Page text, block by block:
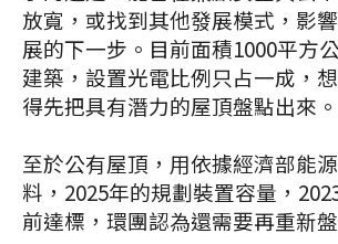
放寬，或找到其他發展模式，影
展的下一步。目前面積1000平方
建築，設置光電比例只占一成，
得先把具有潛力的屋頂盤點出來。
至於公有屋頂，用依據經濟部能
料，2025年的規劃裝置容量，
前達標，環團認為還需要再重新